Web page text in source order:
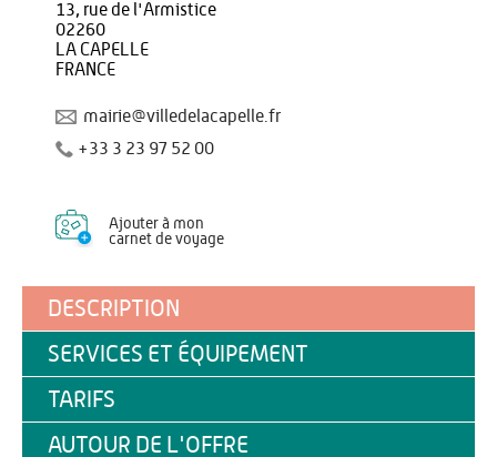
13, rue de l'Armistice
02260
LA CAPELLE
FRANCE
mairie@villedelacapelle.fr
+33 3 23 97 52 00
Ajouter à mon
carnet de voyage
DESCRIPTION
SERVICES ET ÉQUIPEMENT
TARIFS
AUTOUR DE L'OFFRE